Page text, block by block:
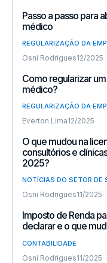
Passo a passo para
médico
REGULARIZAÇÃO DA
Osni Rodrigues12/2025
Como regularizar
médico?
REGULARIZAÇÃO DA
Everton Lima12/2025
O que mudou na
consultórios e
2025?
NOTÍCIAS DO SETOR DE
Osni Rodrigues11/2025
Imposto de Renda
declarar e o que
CONTABILIDADE
Osni Rodrigues11/2025